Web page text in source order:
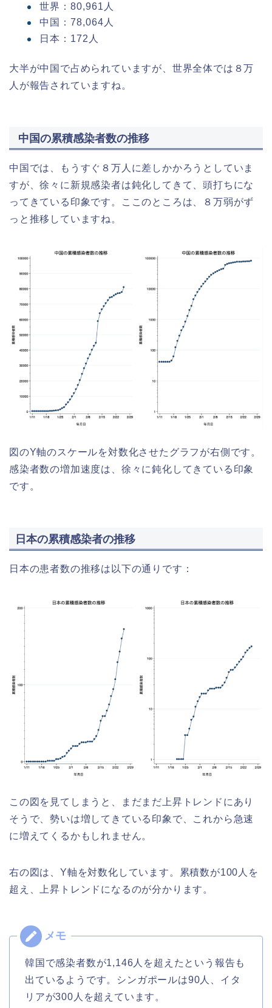
世界：80,961人
中国：78,064人
日本：172人
大半が中国で占められていますが、世界全体では８万
人が報告されていますね。
中国の累積感染者数の推移
中国では、もうすぐ８万人に差しかかろうとしていま
すが、徐々に新規感染者は鈍化してきて、頭打ちにな
ってきている印象です。ここのところは、８万弱がず
っと推移していますね。
図のY軸のスケールを対数化させたグラフが右側です。
感染者数の増加速度は、徐々に鈍化してきている印象
です。
日本の累積感染者の推移
日本の患者数の推移は以下の通りです：
この図を見てしまうと、まだまだ上昇トレンドにあり
そうで、勢いは増してきている印象で、これから急速
に増えてくるかもしれません。
右の図は、Y軸を対数化しています。累積数が100人を
超え、上昇トレンドになるのが分かります。
韓国で感染者数が1,146人を超えたという報告も
出ているようです。シンガポールは90人、イタ
リアが300人を超えています。